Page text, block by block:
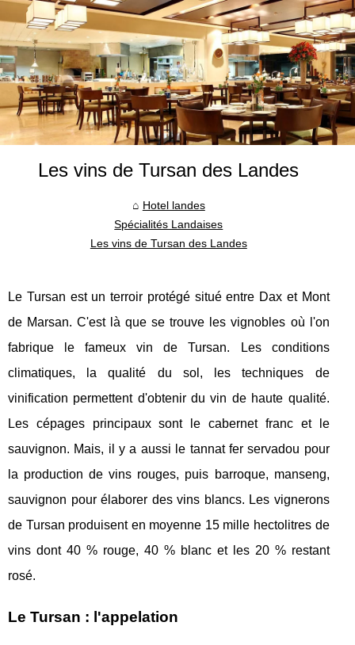
Les vins de Tursan des Landes
Hotel landes
Spécialités Landaises
Les vins de Tursan des Landes
Le Tursan est un terroir protégé situé entre Dax et Mont
de Marsan. C'est là que se trouve les vignobles où l'on
fabrique le fameux vin de Tursan. Les conditions
climatiques, la qualité du sol, les techniques de
vinification permettent d'obtenir du vin de haute qualité.
Les cépages principaux sont le cabernet franc et le
sauvignon. Mais, il y a aussi le tannat fer servadou pour
la production de vins rouges, puis barroque, manseng,
sauvignon pour élaborer des vins blancs. Les vignerons
de Tursan produisent en moyenne 15 mille hectolitres de
vins dont 40 % rouge, 40 % blanc et les 20 % restant
rosé.
Le Tursan : l'appelation